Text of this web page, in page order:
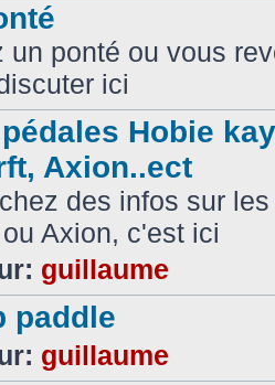
un ponté ou vous
ici
Hobie
Axion..ect
des infos sur
Axion, c'est ici
guillaume
paddle
guillaume